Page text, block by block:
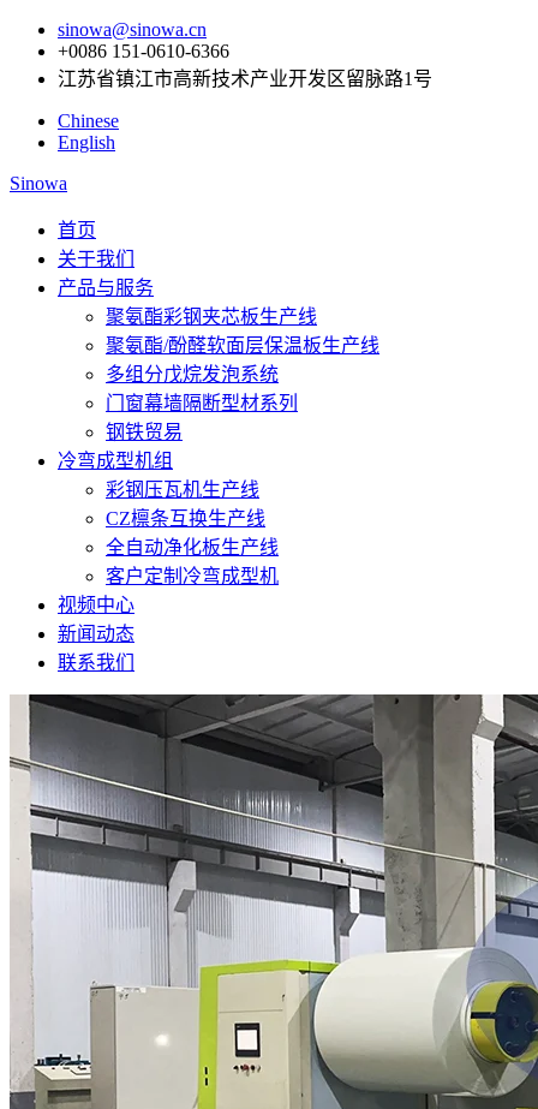
sinowa@sinowa.cn
+0086 151-0610-6366
江苏省镇江市高新技术产业开发区留脉路1号
Chinese
English
Sinowa
首页
关于我们
产品与服务
聚氨酯彩钢夹芯板生产线
聚氨酯/酚醛软面层保温板生产线
多组分戊烷发泡系统
门窗幕墙隔断型材系列
钢铁贸易
冷弯成型机组
彩钢压瓦机生产线
CZ檩条互换生产线
全自动净化板生产线
客户定制冷弯成型机
视频中心
新闻动态
联系我们